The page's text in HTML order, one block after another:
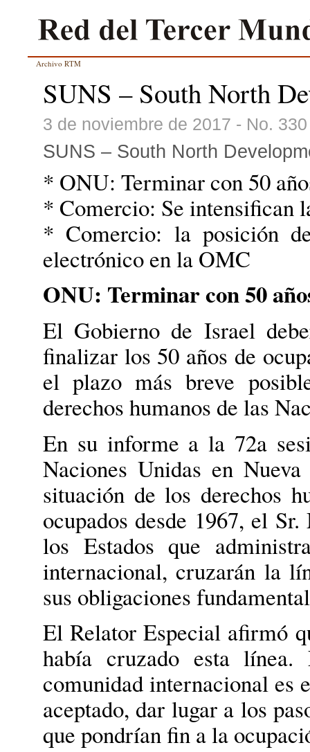
Archivo RTM
SUNS – South North
3 de noviembre de 2017 - No.
SUNS – South North
* ONU: Terminar con 50
* Comercio: Se intensifican
* Comercio: la posición
electrónico en la OMC
ONU: Terminar con 50
El Gobierno de Israel
finalizar los 50 años de
el plazo más breve
derechos humanos de las
En su informe a la 72a
Naciones Unidas en
situación de los derechos
ocupados desde 1967, el
los Estados que
internacional, cruzarán la
sus obligaciones
El Relator Especial afirmó
había cruzado esta
comunidad internacional es
aceptado, dar lugar a los
que pondrían fin a la